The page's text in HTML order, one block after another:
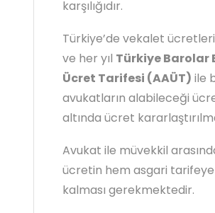
karşılığıdır.
Türkiye’de vekalet
ve her yıl Türkiye Barolar
Ücret Tarifesi (AAÜT) ile
avukatların alabileceği
altında ücret
Avukat ile müvekkil
ücretin hem asgari tarifeye
kalması gerekmektedir.